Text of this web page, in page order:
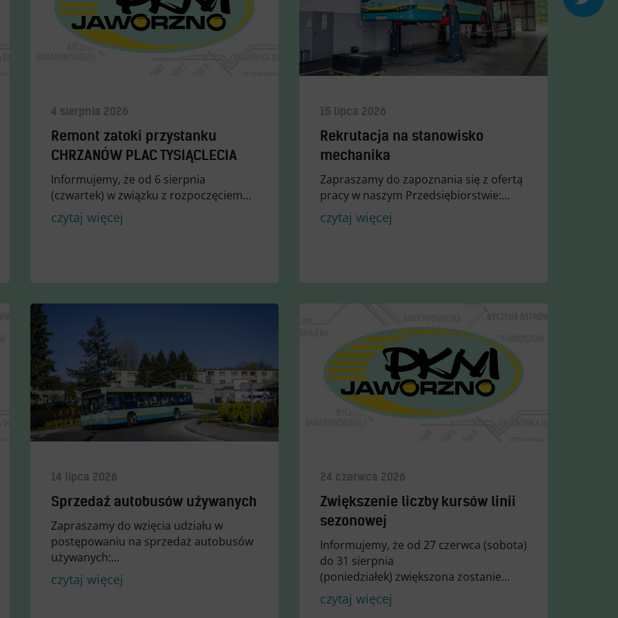
4 sierpnia 2026
Remont zatoki przystanku
CHRZANÓW PLAC TYSIĄCLECIA
Informujemy, że od 6 sierpnia
(czwartek) w związku z rozpoczęciem…
czytaj więcej
15 lipca 2026
Rekrutacja na stanowisko
mechanika
Zapraszamy do zapoznania się z ofertą
pracy w naszym Przedsiębiorstwie:…
czytaj więcej
14 lipca 2026
Sprzedaż autobusów używanych
Zapraszamy do wzięcia udziału w
postępowaniu na sprzedaż autobusów
używanych:…
czytaj więcej
24 czerwca 2026
Zwiększenie liczby kursów linii
sezonowej
Informujemy, że od 27 czerwca (sobota)
do 31 sierpnia
(poniedziałek) zwiększona zostanie…
czytaj więcej